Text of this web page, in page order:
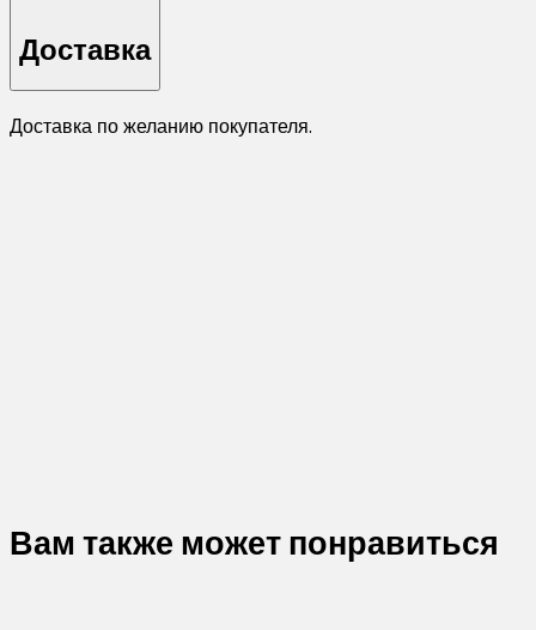
Доставка
Доставка по желанию покупателя.
Вам также может понравиться